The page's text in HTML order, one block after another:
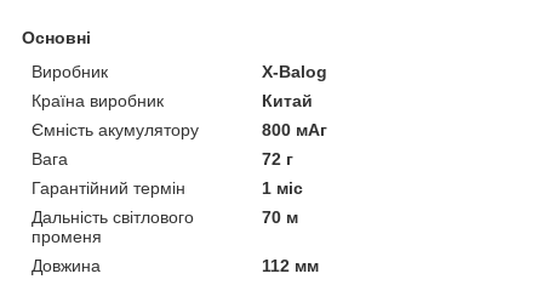
Основні
Виробник
X-Balog
Країна виробник
Китай
Ємність акумулятору
800 мАг
Вага
72 г
Гарантійний термін
1 міс
Дальність світлового
променя
70 м
Довжина
112 мм